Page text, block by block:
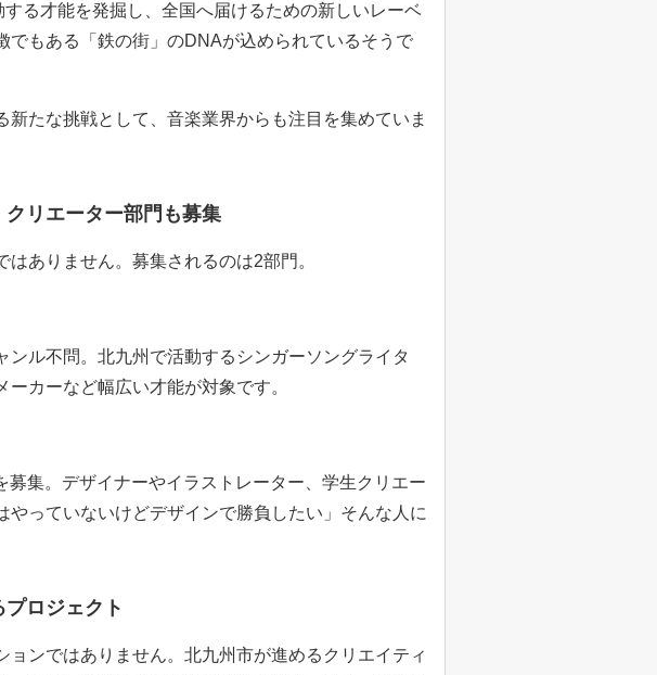
る才能を発掘し、全国へ届けるための新しいレーベ
でもある「鉄の街」のDNAが込められているそうで
たな挑戦として、音楽業界からも注目を集めていま
リエーター部門も募集
ありません。募集されるのは2部門。
ンル不問。北九州で活動するシンガーソングライタ
カーなど幅広い才能が対象です。
集。デザイナーやイラストレーター、学生クリエー
やっていないけどデザインで勝負したい」そんな人に
ロジェクト
ョンではありません。北九州市が進めるクリエイティ